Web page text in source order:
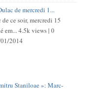
de mercredi 1...
a été em...4.5k views| 0
2014
Staniloae »: Marc-